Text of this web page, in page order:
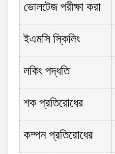
ভোলটেজ পরীক্ষা করা
ইএমসি স্কিলিং
লকিং পদ্ধতি
শক প্রতিরোধের
কম্পন প্রতিরোধের